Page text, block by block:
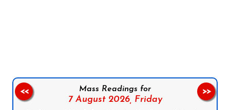
Mass Readings for
7 August 2026, Friday
<< >>